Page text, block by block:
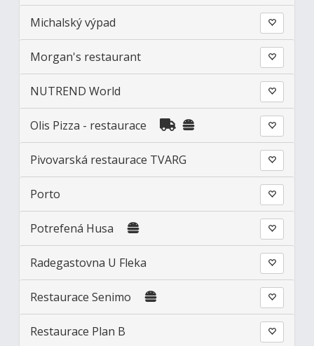
Michalský výpad
Morgan's restaurant
NUTREND World
Olis Pizza - restaurace
Pivovarská restaurace TVARG
Porto
Potrefená Husa
Radegastovna U Fleka
Restaurace Senimo
Restaurace Plan B